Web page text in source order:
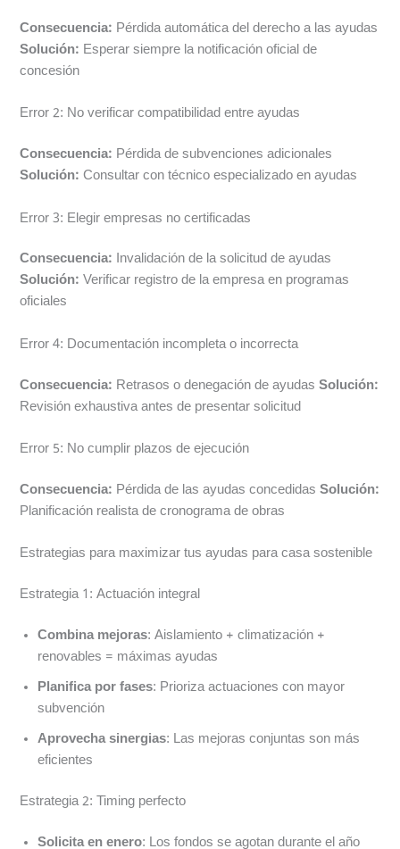
Consecuencia: Pérdida automática del derecho a las ayudas
Solución: Esperar siempre la notificación oficial de
concesión
Error 2: No verificar compatibilidad entre ayudas
Consecuencia: Pérdida de subvenciones adicionales
Solución: Consultar con técnico especializado en ayudas
Error 3: Elegir empresas no certificadas
Consecuencia: Invalidación de la solicitud de ayudas
Solución: Verificar registro de la empresa en programas
oficiales
Error 4: Documentación incompleta o incorrecta
Consecuencia: Retrasos o denegación de ayudasSolución:
Revisión exhaustiva antes de presentar solicitud
Error 5: No cumplir plazos de ejecución
Consecuencia: Pérdida de las ayudas concedidasSolución:
Planificación realista de cronograma de obras
Estrategias para maximizar tus ayudas para casa sostenible
Estrategia 1: Actuación integral
Combina mejoras: Aislamiento + climatización +
renovables = máximas ayudas
Planifica por fases: Prioriza actuaciones con mayor
subvención
Aprovecha sinergias: Las mejoras conjuntas son más
eficientes
Estrategia 2: Timing perfecto
Solicita en enero: Los fondos se agotan durante el año